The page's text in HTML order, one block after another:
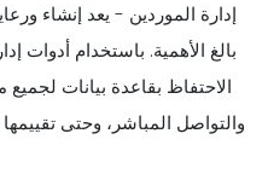
إدارة الموردين - يعد إنشاء
بالغ الأهمية. باستخدام أدوات
الاحتفاظ بقاعدة بيانات لجميع
والتواصل المباشر، وحتى